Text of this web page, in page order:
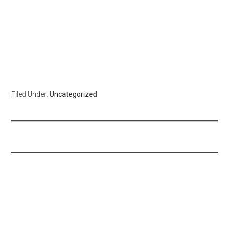
Filed Under:Uncategorized